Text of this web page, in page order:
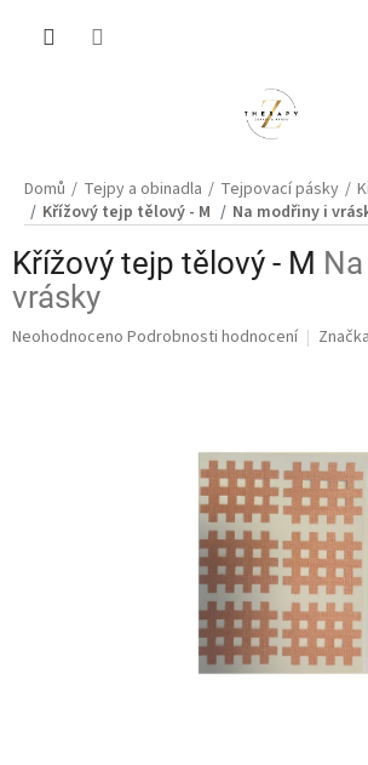
Domů Tejpy a obinadla Tejpovací pásky
Křížový tejp tělový - M
Na modřiny i
Křížový tejp tělový - M
vrásky
Průměrné
Neohodnoceno Podrobnosti hodnocení